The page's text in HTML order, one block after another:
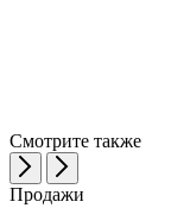
Смотрите также
Продажи